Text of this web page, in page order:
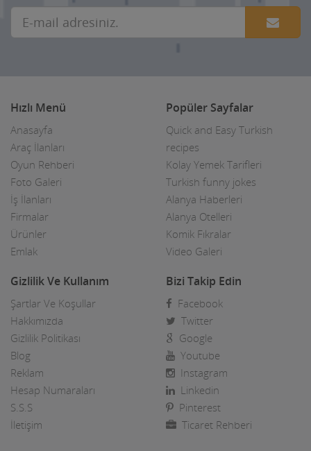
Hızlı Menü
Anasayfa
Araç İlanları
Oyun Rehberi
Foto Galeri
İş İlanları
Firmalar
Ürünler
Emlak
Popüler Sayfalar
Quick and Easy Turkish
recipes
Kolay Yemek Tarifleri
Turkish funny jokes
Alanya Haberleri
Alanya Otelleri
Komik Fıkralar
Video Galeri
Gizlilik Ve Kullanım
Şartlar Ve Koşullar
Hakkımızda
Gizlilik Politikası
Blog
Reklam
Hesap Numaraları
S.S.S
İletişim
Bizi Takip Edin
Facebook
Twitter
Google
Youtube
Instagram
Linkedin
Pinterest
Ticaret Rehberi